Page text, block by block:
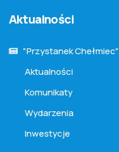
Aktualności
"Przystanek Chełmiec"
Aktualności
Komunikaty
Wydarzenia
Inwestycje